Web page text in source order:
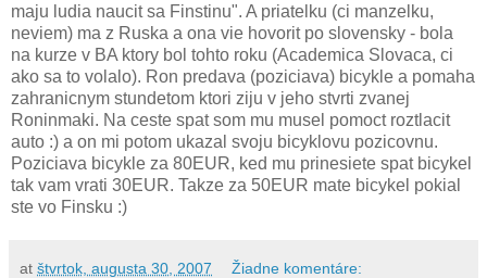
maju ludia naucit sa Finstinu". A priatelku (ci manzelku,
neviem) ma z Ruska a ona vie hovorit po slovensky - bola
na kurze v BA ktory bol tohto roku (Academica Slovaca, ci
ako sa to volalo). Ron predava (poziciava) bicykle a pomaha
zahranicnym stundetom ktori ziju v jeho stvrti zvanej
Roninmaki. Na ceste spat som mu musel pomoct roztlacit
auto :) a on mi potom ukazal svoju bicyklovu pozicovnu.
Poziciava bicykle za 80EUR, ked mu prinesiete spat bicykel
tak vam vrati 30EUR. Takze za 50EUR mate bicykel pokial
ste vo Finsku :)
at štvrtok, augusta 30, 2007 Žiadne komentáre: